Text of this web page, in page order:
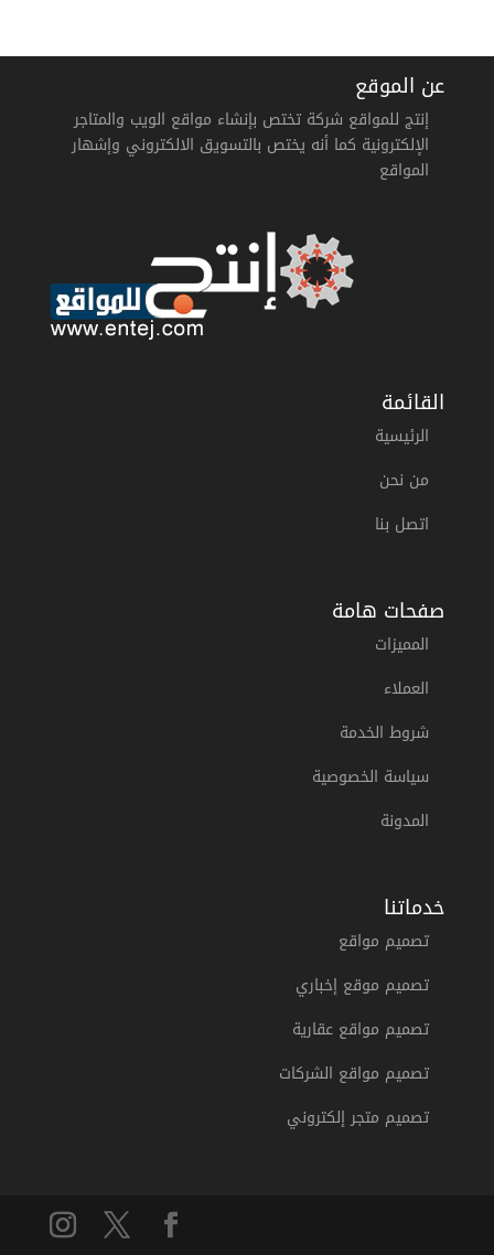
عن الموقع
إنتج للمواقع شركة تختص بإنشاء مواقع الويب والمتاجر
الإلكترونية كما أنه يختص بالتسويق الالكتروني وإشهار
المواقع
القائمة
الرئيسية
من نحن
اتصل بنا
صفحات هامة
المميزات
العملاء
شروط الخدمة
سياسة الخصوصية
المدونة
خدماتنا
تصميم مواقع
تصميم موقع إخباري
تصميم مواقع عقارية
تصميم مواقع الشركات
تصميم متجر إلكتروني